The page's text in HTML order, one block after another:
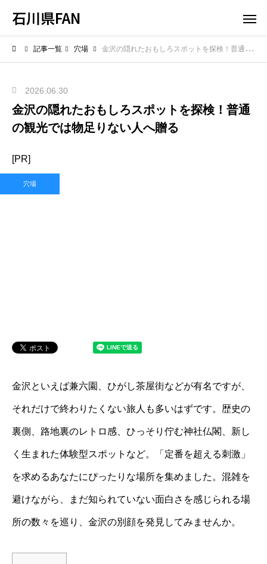
石川県FAN
記事一覧 穴場 金沢の隠れたおもしろスポットを探検！普通の観光では物足りない人へ贈る
2026.06.30
金沢の隠れたおもしろスポットを探検！普通
の観光では物足りない人へ贈る
[PR]
穴場
金沢といえば兼六園、ひがし茶屋街などが有名ですが、
それだけで終わりたくない旅人も多いはずです。歴史の
裏側、路地裏のレトロ感、ひっそり佇む神社仏閣、新し
く生まれた体験型スポットなど。「定番を超える刺激」
を求めるあなたにぴったりな場所を集めました。混雑を
避けながら、まだ知られていない面白さを感じられる場
所の数々を巡り、金沢の別顔を発見してみませんか。